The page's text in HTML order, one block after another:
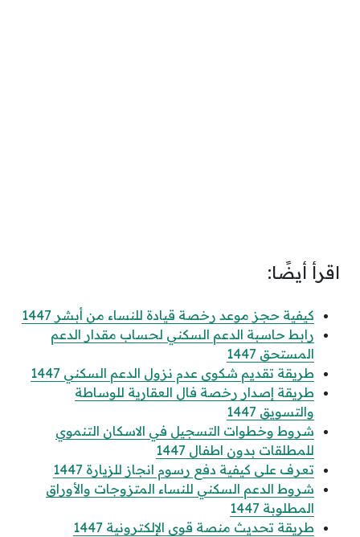
اقرأ أيضًا:
كيفية حجز موعد رخصة قيادة للنساء من أبشر 1447
رابط حاسبة الدعم السكني لحساب مقدار الدعم
المستحق 1447
طريقة تقديم شكوى عدم نزول الدعم السكني 1447
طريقة إصدار رخصة فال العقارية للوساطة
والتسويق 1447
شروط وخطوات التسجيل في الاسكان التنموي
للمطلقات بدون اطفال 1447
تعرف على كيفية دفع رسوم انجاز للزيارة 1447
شروط الدعم السكني للنساء المتزوجات والأوراق
المطلوبة 1447
طريقة تحديث منصة قوى الإلكترونية 1447